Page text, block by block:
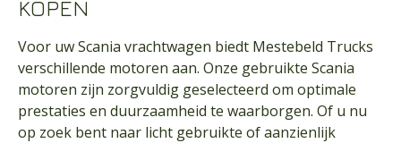
KOPEN
Voor uw Scania vrachtwagen biedt Mestebeld Trucks
verschillende motoren aan. Onze gebruikte Scania
motoren zijn zorgvuldig geselecteerd om optimale
prestaties en duurzaamheid te waarborgen. Of u nu
op zoek bent naar licht gebruikte of aanzienlijk